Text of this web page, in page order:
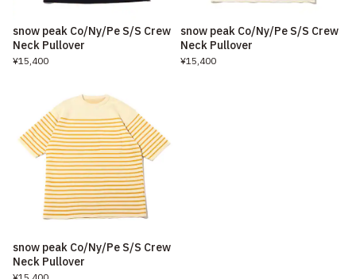
snow peak Co/Ny/Pe S/S Crew
Neck Pullover
¥15,400
snow peak Co/Ny/Pe S/S Crew
Neck Pullover
¥15,400
snow peak Co/Ny/Pe S/S Crew
Neck Pullover